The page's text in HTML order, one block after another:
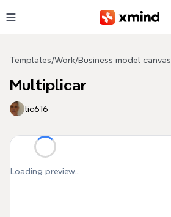
Templates/Work/Business model canvas
Multiplicar
tic616
Loading preview...